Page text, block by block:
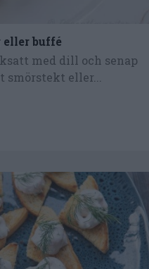
buffé
med dill och senap
eller...